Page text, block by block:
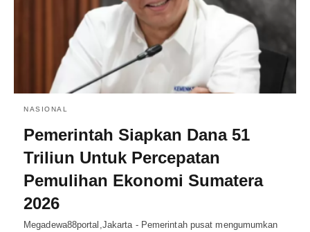
NASIONAL
Pemerintah Siapkan Dana 51
Triliun Untuk Percepatan
Pemulihan Ekonomi Sumatera
2026
Megadewa88portal,Jakarta - Pemerintah pusat mengumumkan